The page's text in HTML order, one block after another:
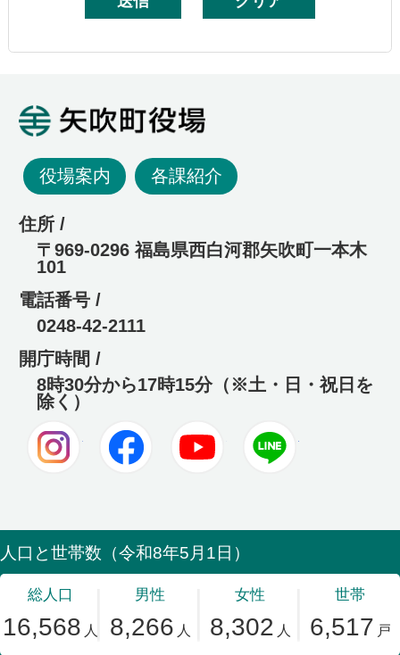
役場案内 各課紹介
住所 /
〒969-0296 福島県西白河郡矢吹町一本木
101
電話番号 /
0248-42-2111
開庁時間 /
8時30分から17時15分（※土・日・祝日を
除く）
Instagram Facebook Youtube